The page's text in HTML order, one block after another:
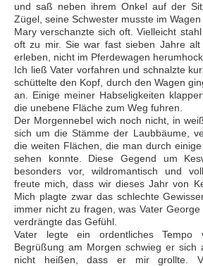
und saß neben ihrem Onkel auf der
Zügel, seine Schwester musste im
Mary verschanzte sich oft. Vielleicht
oft zu mir. Sie war fast sieben Jahre alt
erleben, nicht im Pferdewagen
Ich ließ Vater vorfahren und schnalzte
schüttelte den Kopf, durch den Wagen
an. Einige meiner Habseligkeiten
die unebene Fläche zum Weg fuhren.
Der Morgennebel wich noch nicht, in
sich um die Stämme der Laubbäume,
die weiten Flächen, die man durch
sehen konnte. Diese Gegend um
besonders vor, wildromantisch und
freute mich, dass wir dieses Jahr von
Mich plagte zwar das schlechte
immer nicht zu fragen, was Vater
verdrängte das Gefühl.
Vater legte ein ordentliches
Begrüßung am Morgen schwieg er sich
nicht heißen, dass er mir grollte.